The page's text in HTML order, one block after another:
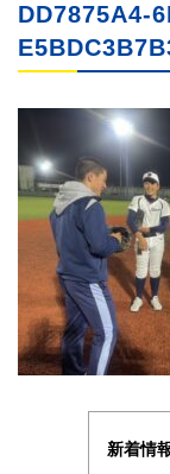
DD7875A4-
新着情